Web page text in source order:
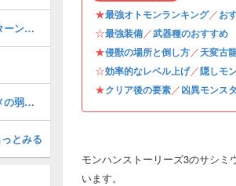
★最強オトモンランキング／お
☆最強装備／武器種のおすすめ
★侵獣の場所と倒し方／天変古
☆効率的なレベル上げ／隠しモ
★クリア後の要素／凶異モンス
モンハンストーリーズ3のサシ
います。
イヴェルカーナの弱点と行動パターン攻略
イブシマキヒコ＆ナルハタタヒメの弱点と行動パターン攻略
っとみる